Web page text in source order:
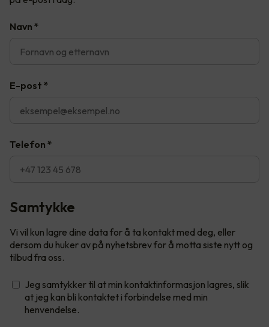
Navn *
E-post *
Telefon *
Samtykke
Vi vil kun lagre dine data for å ta kontakt med deg, eller
dersom du huker av på nyhetsbrev for å motta siste nytt og
tilbud fra oss.
Jeg samtykker til at min kontaktinformasjon lagres, slik
at jeg kan bli kontaktet i forbindelse med min
henvendelse.